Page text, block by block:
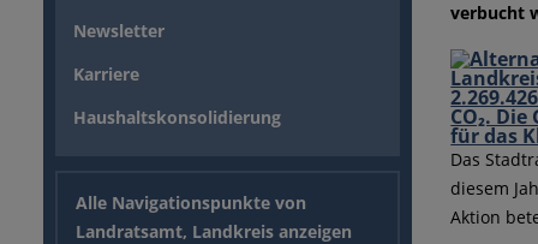
Newsletter
Karriere
Haushaltskonsolidierung
Alle Navigationspunkte von
Landratsamt, Landkreis anzeigen
verbucht
Das
diesem
Aktion